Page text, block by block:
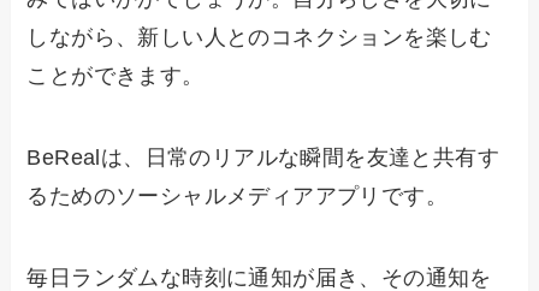
しながら、新しい人とのコネクションを楽しむ
ことができます。
BeRealは、日常のリアルな瞬間を友達と共有す
るためのソーシャルメディアアプリです。
毎日ランダムな時刻に通知が届き、その通知を